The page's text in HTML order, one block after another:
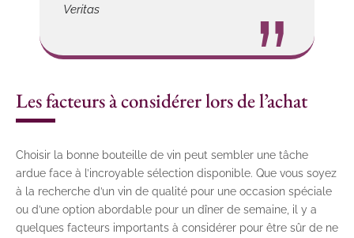
Veritas
Les facteurs à considérer lors de l’achat
Choisir la bonne bouteille de vin peut sembler une tâche
ardue face à l’incroyable sélection disponible. Que vous soyez
à la recherche d’un vin de qualité pour une occasion spéciale
ou d’une option abordable pour un dîner de semaine, il y a
quelques facteurs importants à considérer pour être sûr de ne